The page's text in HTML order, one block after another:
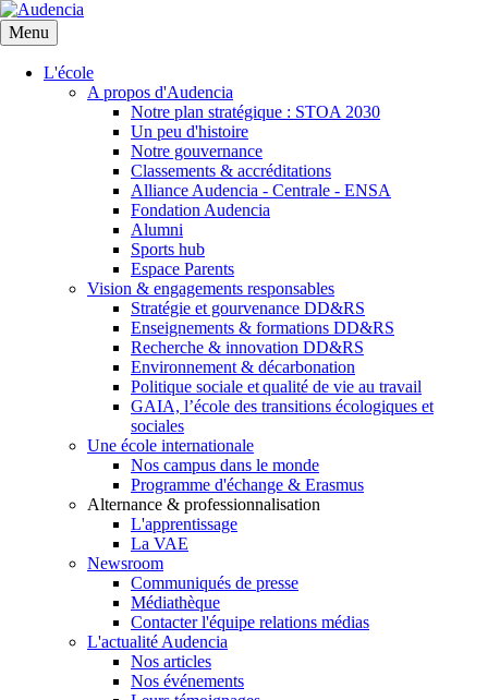
Aller
au
contenu
principal
Menu
L'école
A propos d'Audencia
Notre plan stratégique : STOA 2030
Un peu d'histoire
Notre gouvernance
Classements & accréditations
Alliance Audencia - Centrale - ENSA
Fondation Audencia
Alumni
Sports hub
Espace Parents
Vision & engagements responsables
Stratégie et gourvenance DD&RS
Enseignements & formations DD&RS
Recherche & innovation DD&RS
Environnement & décarbonation
Politique sociale et qualité de vie au travail
GAIA, l’école des transitions écologiques et
sociales
Une école internationale
Nos campus dans le monde
Programme d'échange & Erasmus
Alternance & professionnalisation
L'apprentissage
La VAE
Newsroom
Communiqués de presse
Médiathèque
Contacter l'équipe relations médias
L'actualité Audencia
Nos articles
Nos événements